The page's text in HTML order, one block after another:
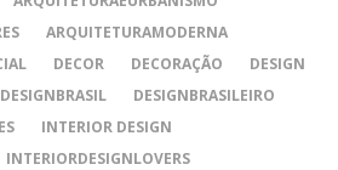
ARQUITETURAMODERNA
DECOR DECORAÇÃO
DESIGN
DESIGNBRASIL
DESIGNBRASILEIRO
INTERIOR DESIGN
INTERIORDESIGNLOVERS